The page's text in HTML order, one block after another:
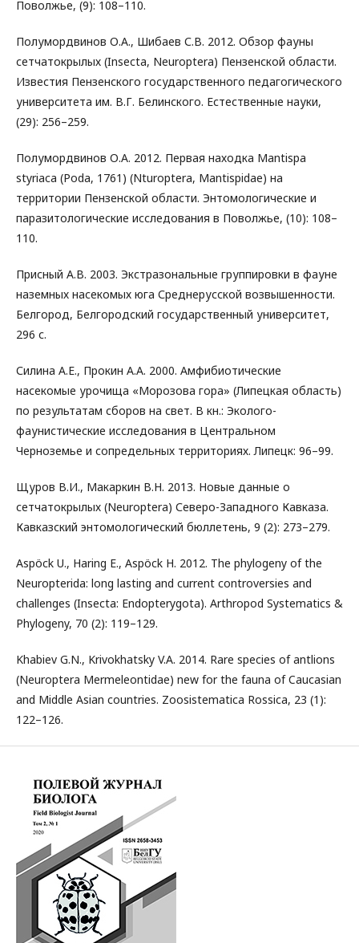
Поволжье, (9): 108–110.
Полумордвинов О.А., Шибаев С.В. 2012. Обзор фауны
сетчатокрылых (Insecta, Neuroptera) Пензенской области.
Известия Пензенского государственного педагогического
университета им. В.Г. Белинского. Естественные науки,
(29): 256–259.
Полумордвинов О.А. 2012. Первая находка Mantispa
styriaca (Poda, 1761) (Nturoptera, Mantispidae) на
территории Пензенской области. Энтомологические и
паразитологические исследования в Поволжье, (10): 108–
110.
Присный А.В. 2003. Экстразональные группировки в фауне
наземных насекомых юга Среднерусской возвышенности.
Белгород, Белгородский государственный университет,
296 с.
Силина А.Е., Прокин А.А. 2000. Амфибиотические
насекомые урочища «Морозова гора» (Липецкая область)
по результатам сборов на свет. В кн.: Эколого-
фаунистические исследования в Центральном
Черноземье и сопредельных территориях. Липецк: 96–99.
Щуров В.И., Макаркин В.Н. 2013. Новые данные о
сетчатокрылых (Neuroptera) Северо-Западного Кавказа.
Кавказский энтомологический бюллетень, 9 (2): 273–279.
Aspöck U., Haring E., Aspöck H. 2012. The phylogeny of the
Neuropterida: long lasting and current controversies and
challenges (Insecta: Endopterygota). Arthropod Systematics &
Phylogeny, 70 (2): 119–129.
Khabiev G.N., Krivokhatsky V.A. 2014. Rare species of antlions
(Neuroptera Mermeleontidae) new for the fauna of Caucasian
and Middle Asian countries. Zoosistematica Rossica, 23 (1):
122–126.